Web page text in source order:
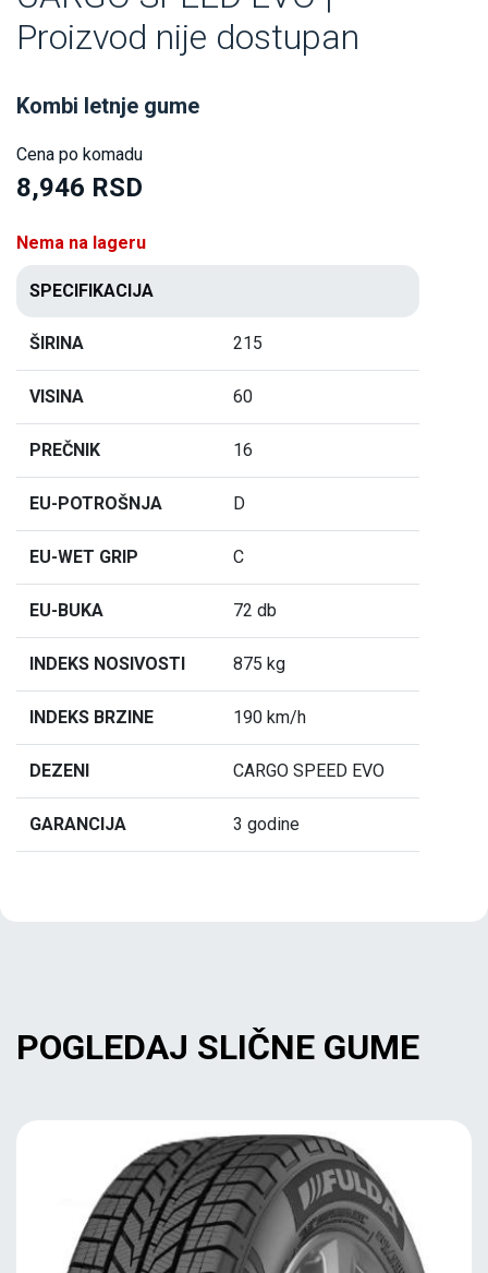
Proizvod nije dostupan
Kombi letnje gume
Cena po komadu
8,946 RSD
Nema na lageru
SPECIFIKACIJA
ŠIRINA 215
VISINA 60
PREČNIK 16
EU-POTROŠNJA D
EU-WET GRIP C
EU-BUKA 72 db
INDEKS NOSIVOSTI 875 kg
INDEKS BRZINE 190 km/h
DEZENI CARGO SPEED EVO
GARANCIJA 3 godine
POGLEDAJ SLIČNE GUME